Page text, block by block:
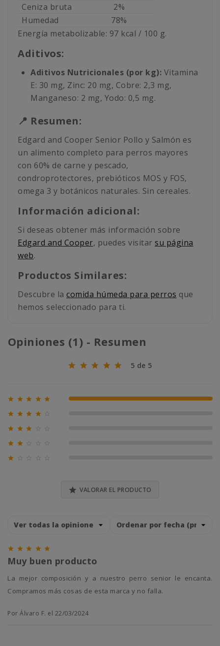
Ceniza bruta
2%
Humedad
78%
Energía metabolizable: 97 kcal / 100 g.
Aditivos:
Aditivos Nutricionales (por kg): Vitamina
E: 30 mg, Zinc: 20 mg, Cobre: 2,3 mg,
Manganeso: 2 mg, Yodo: 0,5 mg.
📍 Resumen:
Edgard and Cooper Senior Pollo y Salmón es
un alimento completo para perros mayores
con 60% de carne y pescado,
condroprotectores, prebióticos MOS y FOS,
omega 3 y botánicos naturales. Sin cereales.
Información adicional:
Si deseas obtener más información sobre
Edgard and Cooper, puedes visitar su página
web.
Productos Similares:
Descubre la comida húmeda para perros que
hemos seleccionado para ti.
Opiniones (1) - Resumen
5 de 5
     100% (1)
   
  
 

 VALORAR EL PRODUCTO
    
Muy buen producto
La mejor composición y a nuestro perro senior le encanta.
Compramos más cosas de esta marca y no falla.
Por Álvaro F. el 22/03/2024